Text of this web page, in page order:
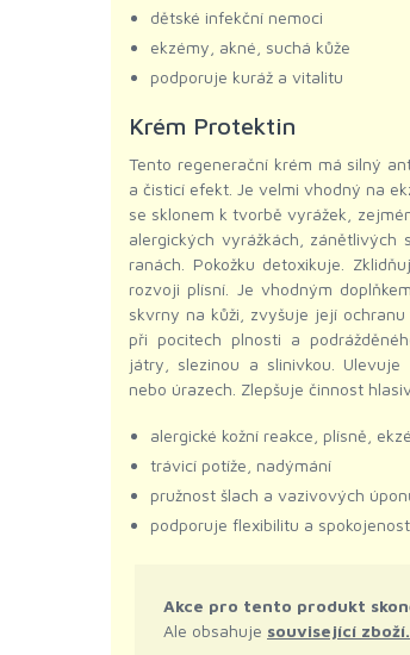
dětské infekční nemoci
ekzémy, akné, suchá kůže
podporuje kuráž a vitalitu
Krém Protektin
Tento regenerační krém má silný
a čisticí efekt. Je velmi vhodný na
se sklonem k tvorbě vyrážek,
alergických vyrážkách, zánětlivých
ranách. Pokožku detoxikuje.
rozvoji plísní. Je vhodným
skvrny na kůži, zvyšuje její
při pocitech plnosti a
játry, slezinou a slinivkou.
nebo úrazech. Zlepšuje činnost
alergické kožní reakce, plísně,
trávicí potíže, nadýmání
pružnost šlach a vazivových
podporuje flexibilitu a spokojenost
Akce pro tento produkt
Ale obsahuje související zboží.